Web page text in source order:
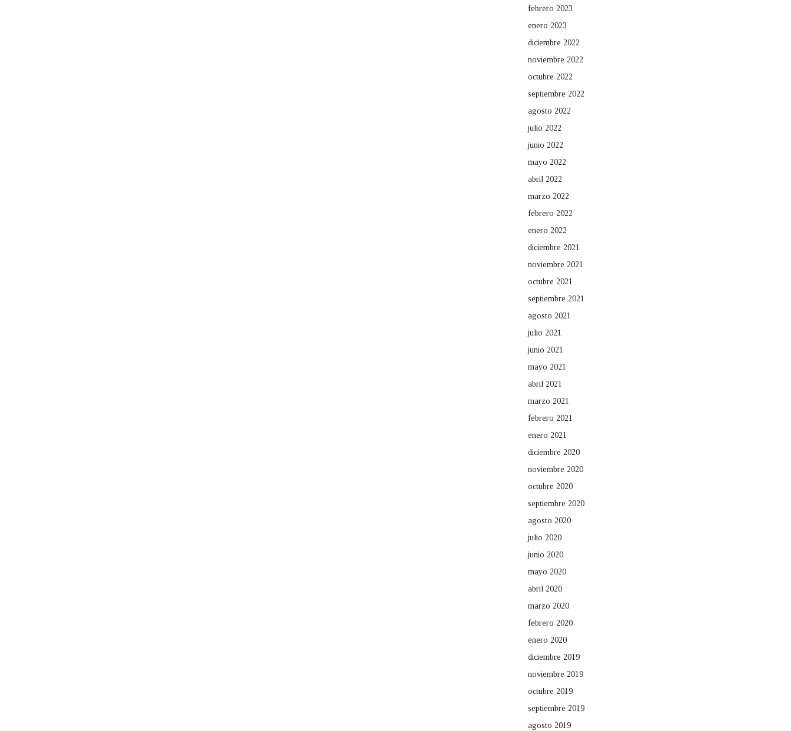
febrero 2023
enero 2023
diciembre 2022
noviembre 2022
octubre 2022
septiembre 2022
agosto 2022
julio 2022
junio 2022
mayo 2022
abril 2022
marzo 2022
febrero 2022
enero 2022
diciembre 2021
noviembre 2021
octubre 2021
septiembre 2021
agosto 2021
julio 2021
junio 2021
mayo 2021
abril 2021
marzo 2021
febrero 2021
enero 2021
diciembre 2020
noviembre 2020
octubre 2020
septiembre 2020
agosto 2020
julio 2020
junio 2020
mayo 2020
abril 2020
marzo 2020
febrero 2020
enero 2020
diciembre 2019
noviembre 2019
octubre 2019
septiembre 2019
agosto 2019